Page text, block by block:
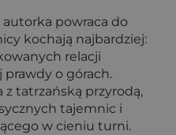
autorka powraca do
kochają najbardziej:
relacji
o górach.
z tatrzańską przyrodą,
tajemnic i
w cieniu turni.